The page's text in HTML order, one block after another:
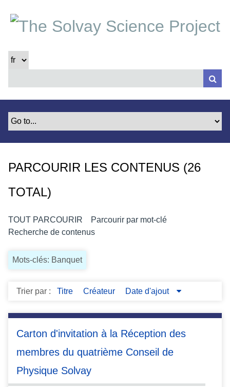
t
PARCOURIR LES CONTENUS (26
TOTAL)
TOUT PARCOURIR
Parcourir par mot-clé
Recherche de contenus
Mots-clés: Banquet
Trier par : Titre Créateur Date d'ajout
Carton d'invitation à la Réception des
membres du quatrième Conseil de
Physique Solvay